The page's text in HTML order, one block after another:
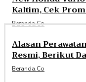
Kaltim, Cek
Beranda.co
Alasan
Resmi, Berikut
Beranda.co